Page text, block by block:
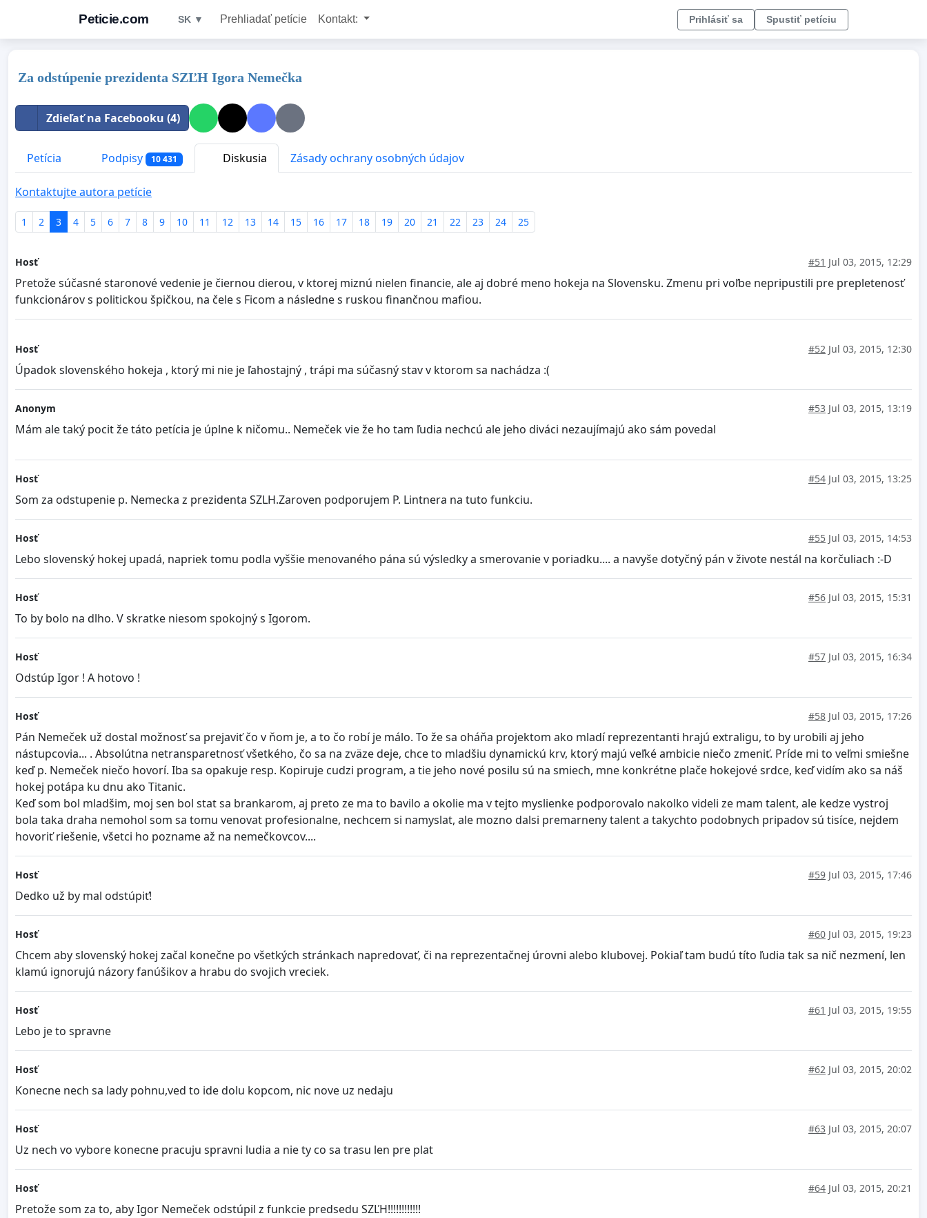
Peticie.com SK ▼ Prehliadať petície Kontakt: Prihlásiť sa Spustiť petíciu
Za odstúpenie prezidenta SZĽH Igora Nemečka
Zdieľať na Facebooku (4)
Petícia Podpisy 10 431 Diskusia Zásady ochrany osobných údajov
Kontaktujte autora petície
1 2 3 4 5 6 7 8 9 10 11 12 13 14 15 16 17 18 19 20 21 22 23 24 25
Hosť #51 Jul 03, 2015, 12:29
Pretože súčasné staronové vedenie je čiernou dierou, v ktorej miznú nielen financie, ale aj dobré meno hokeja na Slovensku. Zmenu pri voľbe nepripustili pre prepletenosť
funkcionárov s politickou špičkou, na čele s Ficom a následne s ruskou finančnou mafiou.
Hosť #52 Jul 03, 2015, 12:30
Úpadok slovenského hokeja , ktorý mi nie je ľahostajný , trápi ma súčasný stav v ktorom sa nachádza :(
Anonym #53 Jul 03, 2015, 13:19
Mám ale taký pocit že táto petícia je úplne k ničomu.. Nemeček vie že ho tam ľudia nechcú ale jeho diváci nezaujímajú ako sám povedal
Hosť #54 Jul 03, 2015, 13:25
Som za odstupenie p. Nemecka z prezidenta SZLH.Zaroven podporujem P. Lintnera na tuto funkciu.
Hosť #55 Jul 03, 2015, 14:53
Lebo slovenský hokej upadá, napriek tomu podla vyššie menovaného pána sú výsledky a smerovanie v poriadku.... a navyše dotyčný pán v živote nestál na korčuliach :-D
Hosť #56 Jul 03, 2015, 15:31
To by bolo na dlho. V skratke niesom spokojný s Igorom.
Hosť #57 Jul 03, 2015, 16:34
Odstúp Igor ! A hotovo !
Hosť #58 Jul 03, 2015, 17:26
Pán Nemeček už dostal možnosť sa prejaviť čo v ňom je, a to čo robí je málo. To že sa oháňa projektom ako mladí reprezentanti hrajú extraligu, to by urobili aj jeho
nástupcovia... . Absolútna netransparetnosť všetkého, čo sa na zväze deje, chce to mladšiu dynamickú krv, ktorý majú veľké ambicie niečo zmeniť. Príde mi to veľmi smiešne
keď p. Nemeček niečo hovorí. Iba sa opakuje resp. Kopiruje cudzi program, a tie jeho nové posilu sú na smiech, mne konkrétne plače hokejové srdce, keď vidím ako sa náš
hokej potápa ku dnu ako Titanic.
Keď som bol mladšim, moj sen bol stat sa brankarom, aj preto ze ma to bavilo a okolie ma v tejto myslienke podporovalo nakolko videli ze mam talent, ale kedze vystroj
bola taka draha nemohol som sa tomu venovat profesionalne, nechcem si namyslat, ale mozno dalsi premarneny talent a takychto podobnych pripadov sú tisíce, nejdem
hovoriť riešenie, všetci ho pozname až na nemečkovcov....
Hosť #59 Jul 03, 2015, 17:46
Dedko už by mal odstúpiť!
Hosť #60 Jul 03, 2015, 19:23
Chcem aby slovenský hokej začal konečne po všetkých stránkach napredovať, či na reprezentačnej úrovni alebo klubovej. Pokiaľ tam budú títo ľudia tak sa nič nezmení, len
klamú ignorujú názory fanúšikov a hrabu do svojich vreciek.
Hosť #61 Jul 03, 2015, 19:55
Lebo je to spravne
Hosť #62 Jul 03, 2015, 20:02
Konecne nech sa lady pohnu,ved to ide dolu kopcom, nic nove uz nedaju
Hosť #63 Jul 03, 2015, 20:07
Uz nech vo vybore konecne pracuju spravni ludia a nie ty co sa trasu len pre plat
Hosť #64 Jul 03, 2015, 20:21
Pretože som za to, aby Igor Nemeček odstúpil z funkcie predsedu SZĽH!!!!!!!!!!!!